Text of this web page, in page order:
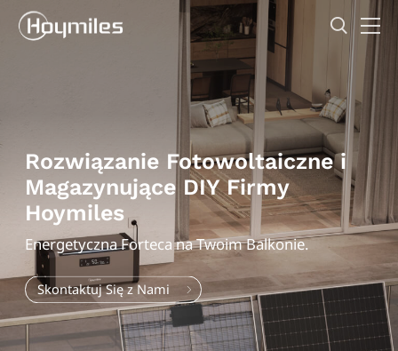
Rozwiązanie Fotowoltaiczne i
Magazynujące DIY Firmy
Hoymiles
Energetyczna Forteca na Twoim Balkonie.
Skontaktuj Się z Nami